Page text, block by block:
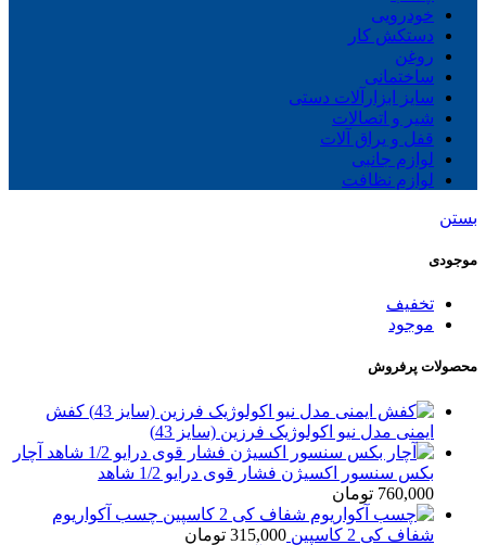
خودرویی
دستکش کار
روغن
ساختمانی
سایز ابزارآلات دستی
شیر و اتصالات
قفل و یراق آلات
لوازم جانبی
لوازم نظافت
بستن
موجودی
تخفیف
موجود
محصولات پرفروش
کفش
ایمنی مدل نیو اکولوژیک فرزین (سایز 43)
آچار
بکس سنسور اکسیژن فشار قوی درایو 1/2 شاهد
760,000 تومان
چسب آکواریوم
شفاف کی 2 کاسپین
315,000 تومان